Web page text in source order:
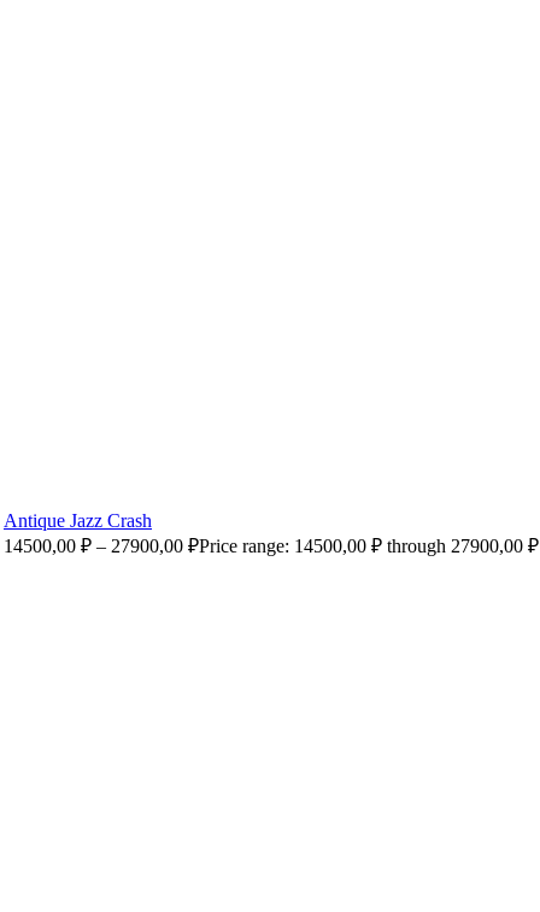
Antique Jazz Crash
14500,00 ₽ – 27900,00 ₽Price range: 14500,00 ₽ through 27900,00 ₽